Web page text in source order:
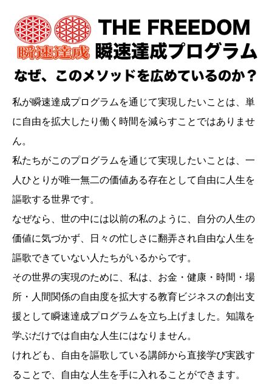
私が瞬速達成プログラムを通じて実現したいことは、単
に自由を拡大したり働く時間を減らすことではありませ
ん。
私たちがこのプログラムを通じて実現したいことは、一
人ひとりが唯一無二の価値ある存在として自由に人生を
謳歌する世界です。
なぜなら、世の中には以前の私のように、自分の人生の
価値に気づかず、日々の忙しさに翻弄され自由な人生を
謳歌できていない人たちがいるからです。
その世界の実現のために、私は、お金・健康・時間・場
所・人間関係の自由度を拡大する教育ビジネスの創出支
援として瞬速達成プログラムを立ち上げました。知識を
学ぶだけでは自由な人生にはなりません。
けれども、自由を謳歌している講師から直接学び実践す
ることで、自由な人生を手に入れることができます。